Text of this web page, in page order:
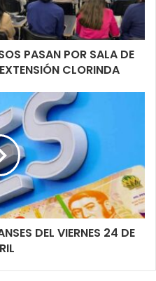
permaneciendo detenidos
Provincial.
PASAN POR SALA DE
CLORINDA
DEL VIERNES 24 DE